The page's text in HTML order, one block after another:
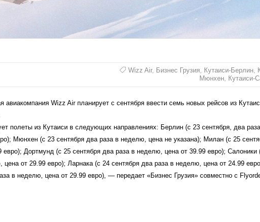
Wizz Air, Бизнес Грузия Кутаиси-Берлин,
Мюнхен, Кутаиси-
авиакомпания Wizz Air планирует с сентября ввести семь новых рейсов из
полеты из Кутаиси в следующих направлениях: Берлин (с 23 сентября, два
Мюнхен (с 23 сентября два раза в неделю, цена не указана); Милан (с 25
евро); Дортмунд (с 25 сентября два раза в неделю, цена от 39.99 евро); Салоники
цена от 29.99 евро); Ларнака (с 24 сентября два раза в неделю, цена от 24.99
в неделю, цена от 29.99 евро), — передает «Бизнес Грузия» совместно с